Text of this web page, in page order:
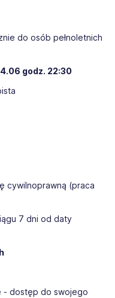
do osób pełnoletnich
godz. 22:30
cywilnoprawną (praca
7 dni od daty
- dostęp do swojego